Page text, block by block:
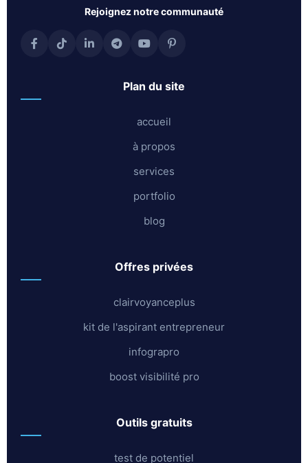
rejoignez notre communauté
plan du site
accueil
à propos
services
portfolio
blog
offres privées
clairvoyanceplus
kit de l'aspirant entrepreneur
infograpro
boost visibilité pro
outils gratuits
test de potentiel